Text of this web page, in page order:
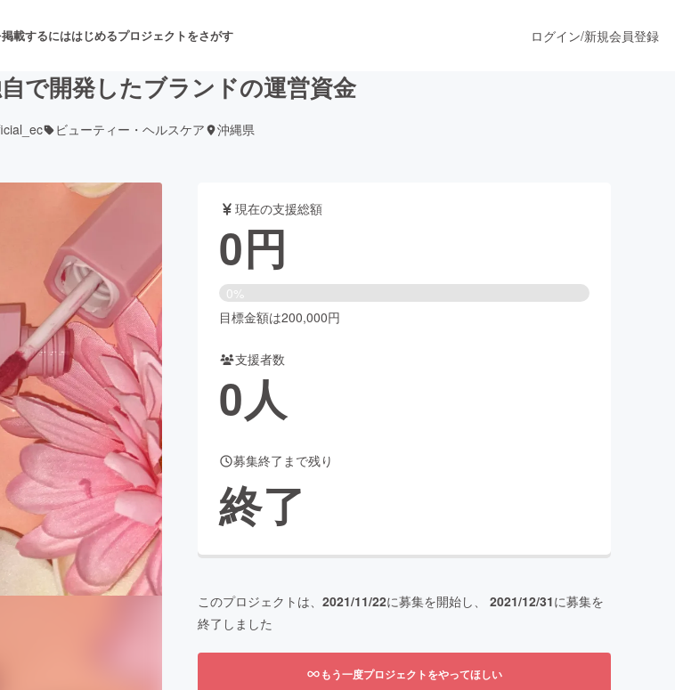
載するにははじめるプロジェクトをさがす
舞台・パフォーマンス
フード・飲食店
アニメ・漫画
ビューティー・ヘルスケア
for Social Good
CAMPFIRE Creation
ふるさと納税machi-yaコミュニティ
ログイン/新規会員登録
で開発したブランドの運営資金
ビューティー・ヘルスケア 沖縄県
現在の支援総額
0円
0%
目標金額は200,000円
支援者数
0人
募集終了まで残り
終了
このプロジェクトは、 2021/11/22に募集を開始し、 2021/12/31に募集を
終了しました
もう一度プロジェクトをやってほしい